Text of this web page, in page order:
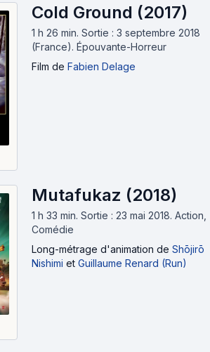
Cold Ground (2017)
1 h 26 min. Sortie : 3 septembre 2018
(France). Épouvante-Horreur
Film de Fabien Delage
Mutafukaz (2018)
1 h 33 min. Sortie : 23 mai 2018. Action,
Comédie
Long-métrage d'animation de Shōjirō
Nishimi et Guillaume Renard (Run)